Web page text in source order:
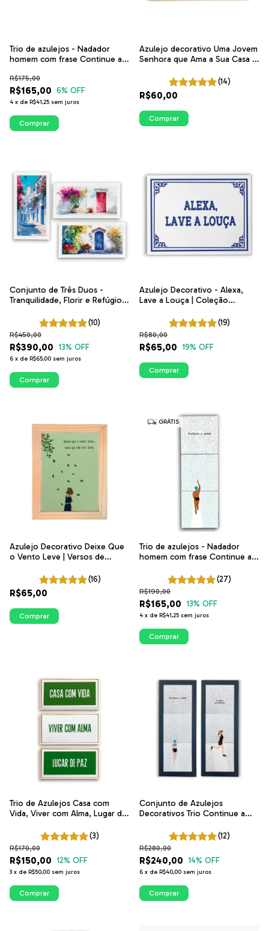
Trio de azulejos - Nadador
homem com frase Continue a
exclusiva ITsLEJO
R$165,00
R$175,00
6% OFF
4 x de R$41,25 sem juros
Comprar
Azulejo decorativo Uma Jovem
Senhora que Ama a Sua Casa -
(14)
R$60,00
Comprar
Conjunto de Três Duos -
Tranquilidade, Florir e Refúgio |
(10)
R$390,00
R$450,00
13% OFF
6 x de R$65,00 sem juros
Comprar
Azulejo Decorativo - Alexa,
Lave a Louça | Coleção
(19)
R$65,00
R$80,00
19% OFF
Comprar
Azulejo Decorativo Deixe Que
o Vento Leve | Versos de
(16)
R$65,00
Comprar
GRÁTIS
Trio de azulejos - Nadador
homem com frase Continue a
(27)
R$165,00
R$190,00
13% OFF
4 x de R$41,25 sem juros
Comprar
Trio de Azulejos Casa com
Vida, Viver com Alma, Lugar de
(3)
R$150,00
R$170,00
12% OFF
3 x de R$50,00 sem juros
Comprar
Conjunto de Azulejos
Decorativos Trio Continue a
Movimento Corredora | ITsLEJO
(12)
R$240,00
R$280,00
14% OFF
6 x de R$40,00 sem juros
Comprar